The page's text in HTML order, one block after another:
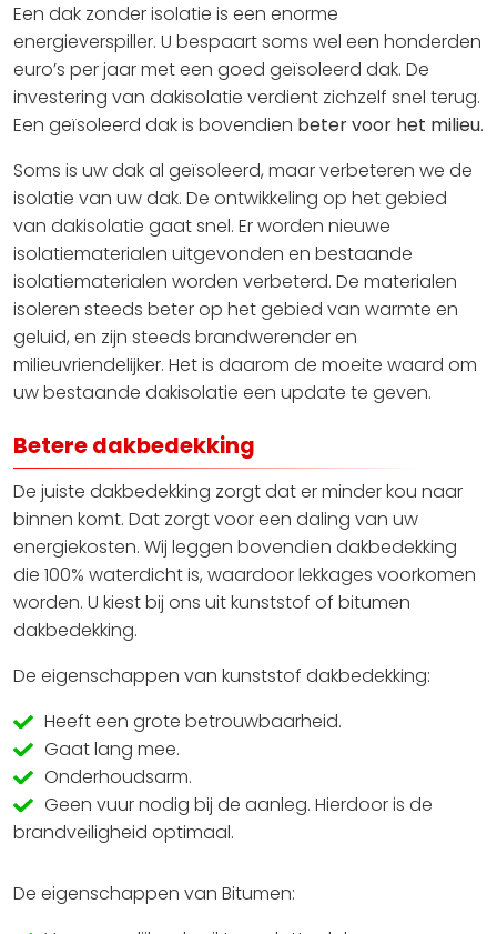
Een dak zonder isolatie is een enorme
energieverspiller. U bespaart soms wel een honderden
euro’s per jaar met een goed geïsoleerd dak. De
investering van dakisolatie verdient zichzelf snel terug.
Een geïsoleerd dak is bovendien beter voor het milieu.
Soms is uw dak al geïsoleerd, maar verbeteren we de
isolatie van uw dak. De ontwikkeling op het gebied
van dakisolatie gaat snel. Er worden nieuwe
isolatiematerialen uitgevonden en bestaande
isolatiematerialen worden verbeterd. De materialen
isoleren steeds beter op het gebied van warmte en
geluid, en zijn steeds brandwerender en
milieuvriendelijker. Het is daarom de moeite waard om
uw bestaande dakisolatie een update te geven.
Betere dakbedekking
De juiste dakbedekking zorgt dat er minder kou naar
binnen komt. Dat zorgt voor een daling van uw
energiekosten. Wij leggen bovendien dakbedekking
die 100% waterdicht is, waardoor lekkages voorkomen
worden. U kiest bij ons uit kunststof of bitumen
dakbedekking.
De eigenschappen van kunststof dakbedekking:
Heeft een grote betrouwbaarheid.
Gaat lang mee.
Onderhoudsarm.
Geen vuur nodig bij de aanleg. Hierdoor is de
brandveiligheid optimaal.
De eigenschappen van Bitumen: